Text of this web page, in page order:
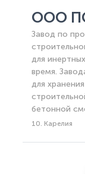
ООО
Завод по
для
время.
для
бетонной
10. Карелия